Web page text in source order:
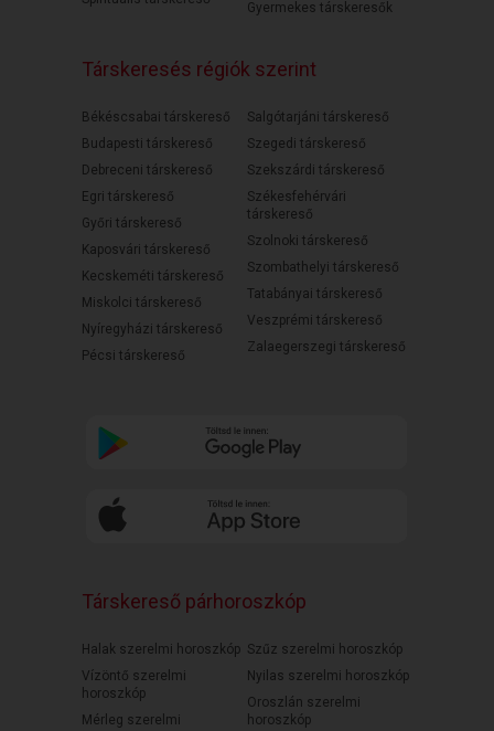
Gyermekes társkeresők
Társkeresés régiók szerint
Békéscsabai társkereső
Budapesti társkereső
Debreceni társkereső
Egri társkereső
Győri társkereső
Kaposvári társkereső
Kecskeméti társkereső
Miskolci társkereső
Nyíregyházi társkereső
Pécsi társkereső
Salgótarjáni társkereső
Szegedi társkereső
Szekszárdi társkereső
Székesfehérvári
társkereső
Szolnoki társkereső
Szombathelyi társkereső
Tatabányai társkereső
Veszprémi társkereső
Zalaegerszegi társkereső
Társkereső párhoroszkóp
Halak szerelmi horoszkóp
Vízöntő szerelmi
horoszkóp
Mérleg szerelmi
Szűz szerelmi horoszkóp
Nyilas szerelmi horoszkóp
Oroszlán szerelmi
horoszkóp